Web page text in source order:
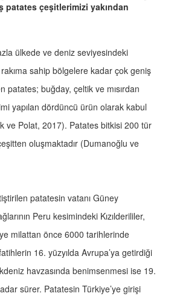
patates çeşitlerimizi yakından
ülkede ve deniz seviyesindeki
sahip bölgelere kadar çok geniş
patates; buğday, çeltik ve mısırdan
yapılan dördüncü ürün olarak kabul
ve Polat, 2017). Patates bitkisi 200 tür
oluşmaktadır (Dumanoğlu ve
patatesin vatanı Güney
Peru kesimindeki Kızılderililer,
milattan önce 6000 tarihlerinde
16. yüzyılda Avrupa’ya getirdiği
havzasında benimsenmesi ise 19.
sürer. Patatesin Türkiye’ye girişi